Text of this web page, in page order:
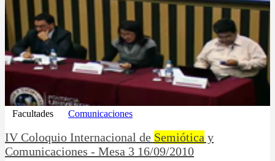
Facultades Comunicaciones
IV Coloquio Internacional de Semiótica y
Comunicaciones - Mesa 3 16/09/2010